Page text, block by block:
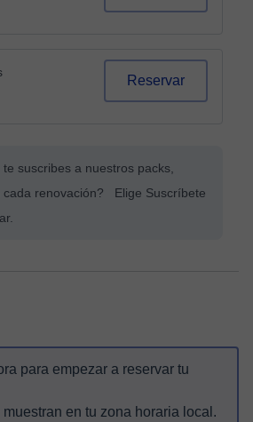
Reservar
suscribes a nuestros packs,
cada renovación? Elige Suscríbete
para empezar a reservar tu
muestran en tu zona horaria local.